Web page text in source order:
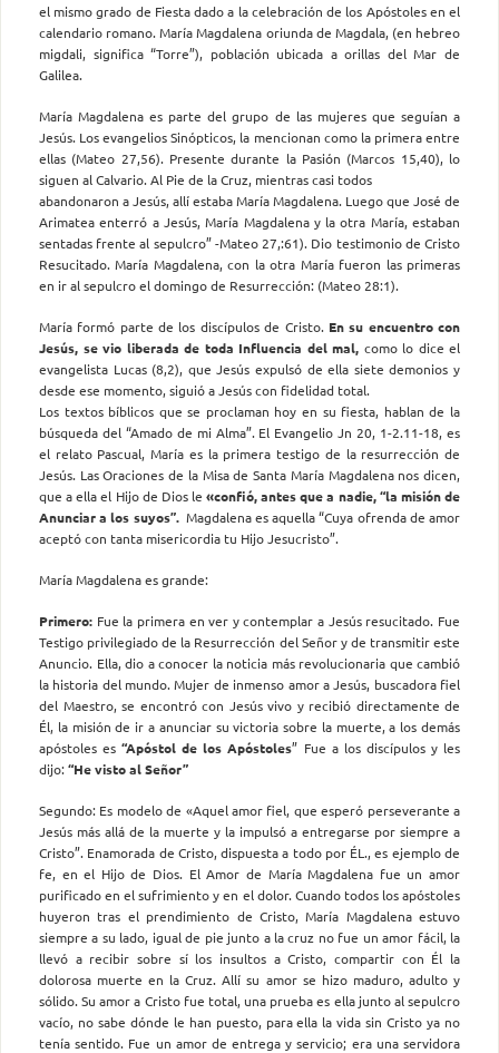
el mismo grado de Fiesta dado a la celebración de los Apóstoles en el
calendario romano. María Magdalena oriunda de Magdala, (en hebreo
migdali, significa “Torre”), población ubicada a orillas del Mar de
Galilea.
María Magdalena es parte del grupo de las mujeres que seguían a
Jesús. Los evangelios Sinópticos, la mencionan como la primera entre
ellas (Mateo 27,56). Presente durante la Pasión (Marcos 15,40), lo
siguen al Calvario. Al Pie de la Cruz, mientras casi todos
abandonaron a Jesús, allí estaba María Magdalena. Luego que José de
Arimatea enterró a Jesús, María Magdalena y la otra María, estaban
sentadas frente al sepulcro” -Mateo 27,:61). Dio testimonio de Cristo
Resucitado. María Magdalena, con la otra María fueron las primeras
en ir al sepulcro el domingo de Resurrección: (Mateo 28:1).
María formó parte de los discípulos de Cristo. En su encuentro con
Jesús, se vio liberada de toda Influencia del mal, como lo dice el
evangelista Lucas (8,2), que Jesús expulsó de ella siete demonios y
desde ese momento, siguió a Jesús con fidelidad total.
Los textos bíblicos que se proclaman hoy en su fiesta, hablan de la
búsqueda del “Amado de mi Alma”. El Evangelio Jn 20, 1-2.11-18, es
el relato Pascual, María es la primera testigo de la resurrección de
Jesús. Las Oraciones de la Misa de Santa María Magdalena nos dicen,
que a ella el Hijo de Dios le«confió, antes que a nadie, “la misión de
Anunciar a los suyos”. Magdalena es aquella “Cuya ofrenda de amor
aceptó con tanta misericordia tu Hijo Jesucristo”.
María Magdalena es grande:
Primero: Fue la primera en ver y contemplar a Jesús resucitado. Fue
Testigo privilegiado de la Resurrección del Señor y de transmitir este
Anuncio. Ella, dio a conocer la noticia más revolucionaria que cambió
la historia del mundo. Mujer de inmenso amor a Jesús, buscadora fiel
del Maestro, se encontró con Jesús vivo y recibió directamente de
Él, la misión de ir a anunciar su victoria sobre la muerte, a los demás
apóstoles es “Apóstol de los Apóstoles” Fue a los discípulos y les
dijo:“He visto al Señor”
Segundo: Es modelo de «Aquel amor fiel, que esperó perseverante a
Jesús más allá de la muerte y la impulsó a entregarse por siempre a
Cristo”. Enamorada de Cristo, dispuesta a todo por ÉL., es ejemplo de
fe, en el Hijo de Dios. El Amor de María Magdalena fue un amor
purificado en el sufrimiento y en el dolor. Cuando todos los apóstoles
huyeron tras el prendimiento de Cristo, María Magdalena estuvo
siempre a su lado, igual de pie junto a la cruz no fue un amor fácil, la
llevó a recibir sobre sí los insultos a Cristo, compartir con Él la
dolorosa muerte en la Cruz. Allí su amor se hizo maduro, adulto y
sólido. Su amor a Cristo fue total, una prueba es ella junto al sepulcro
vacío, no sabe dónde le han puesto, para ella la vida sin Cristo ya no
tenía sentido. Fue un amor de entrega y servicio; era una servidora